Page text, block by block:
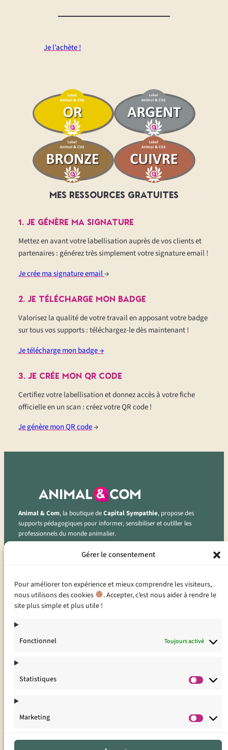
Gérer le consentement
Pour améliorer ton expérience et mieux comprendre les visiteurs,
nous utilisons des cookies
. Accepter, c’est nous aider à rendre le
site plus simple et plus utile !
Fonctionnel Toujours activé
Statistiques
Marketing
Je l’achète !
MES RESSOURCES GRATUITES
1. Je génère ma signature
Mettez en avant votre labellisation auprès de vos clients et
partenaires : générez très simplement votre signature email !
Je crée ma signature email→
2. je télécharge mon badge
Valorisez la qualité de votre travail en apposant votre badge
sur tous vos supports : téléchargez-le dès maintenant !
Je télécharge mon badge →
3. je CRÉE MON qr code
Certifiez votre labellisation et donnez accès à votre fiche
officielle en un scan : créez votre QR code !
Je génère mon QR code→
Animal & Com, la boutique deCapital Sympathie, propose des
supports pédagogiques pour informer, sensibiliser et outiller les
professionnels du monde animalier.
CONTACT
2 bis rue des chalets
NOS MARQUES